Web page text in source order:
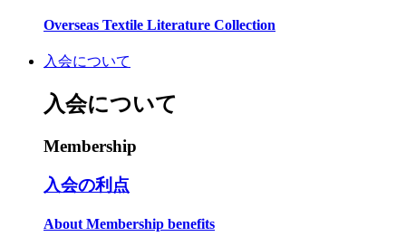
Overseas Textile Literature Collection
入会について
入会について
Membership
入会の利点
About Membership benefits